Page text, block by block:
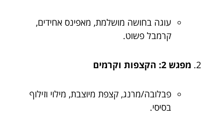
עוגה בחושה מושלמת, מאפינס אחידים,
קרמבל פשוט.
מפגש 2: הקצפות וקרמים
פבלובה/מרנג, קצפת מיוצבת, מילוי וזילוף
בסיסי.